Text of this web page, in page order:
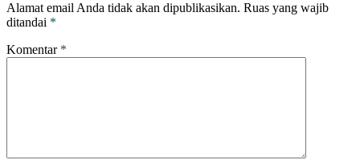
Alamat email Anda tidak akan dipublikasikan. Ruas yang wajib
ditandai *
Komentar *